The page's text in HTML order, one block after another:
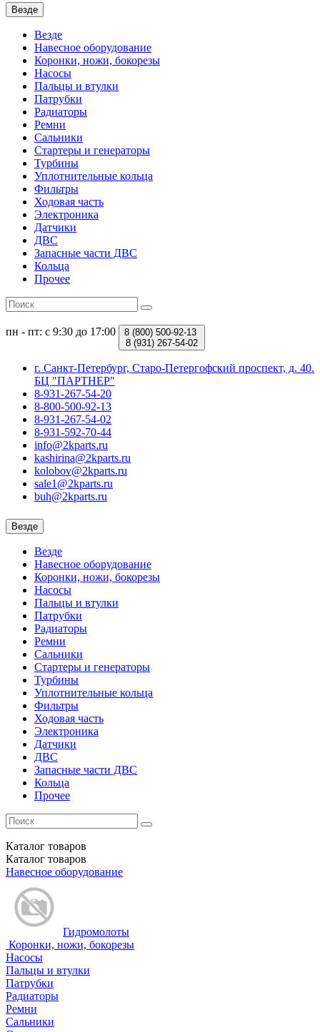
Везде
Везде
Навесное оборудование
Коронки, ножи, бокорезы
Насосы
Пальцы и втулки
Патрубки
Радиаторы
Ремни
Сальники
Стартеры и генераторы
Турбины
Уплотнительные кольца
Фильтры
Ходовая часть
Электроника
Датчики
ДВС
Запасные части ДВС
Кольца
Прочее
пн - пт: с 9:30 до 17:00 8 (800) 500-92-13
8 (931) 267-54-02
г. Санкт-Петербург, Старо-Петергофский проспект, д. 40.
БЦ "ПАРТНЕР"
8-931-267-54-20
8-800-500-92-13
8-931-267-54-02
8-931-592-70-44
info@2kparts.ru
kashirina@2kparts.ru
kolobov@2kparts.ru
sale1@2kparts.ru
buh@2kparts.ru
Везде
Везде
Навесное оборудование
Коронки, ножи, бокорезы
Насосы
Пальцы и втулки
Патрубки
Радиаторы
Ремни
Сальники
Стартеры и генераторы
Турбины
Уплотнительные кольца
Фильтры
Ходовая часть
Электроника
Датчики
ДВС
Запасные части ДВС
Кольца
Прочее
Каталог товаров
Каталог товаров
Навесное оборудование
Гидромолоты
Коронки, ножи, бокорезы
Насосы
Пальцы и втулки
Патрубки
Радиаторы
Ремни
Сальники